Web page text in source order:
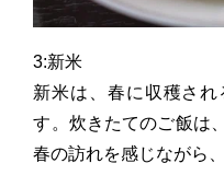
3:新米
新米は、春に収穫さ
す。炊きたてのご飯は
春の訪れを感じながら